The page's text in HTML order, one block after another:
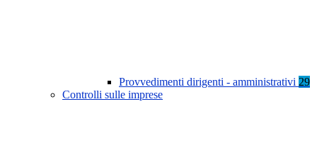
Provvedimenti dirigenti - amministrativi 29
Controlli sulle imprese